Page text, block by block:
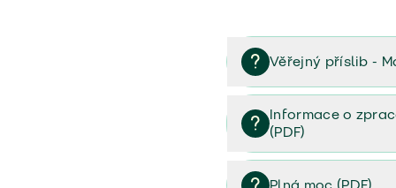
Věřejný příslib -
Věřejný příslib majetek
Informace o
(PDF)
Informace o zpracování